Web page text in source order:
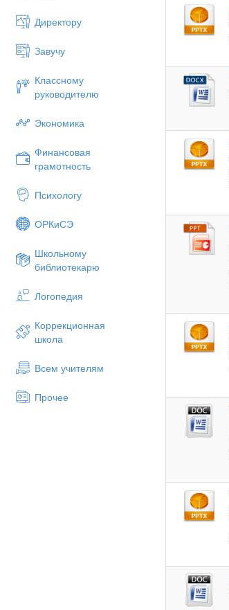
Директору
Завучу
Классному
руководителю
Экономика
Финансовая
грамотность
Психологу
ОРКиСЭ
Школьному
библиотекарю
Логопедия
Коррекционная
школа
Всем учителям
Прочее